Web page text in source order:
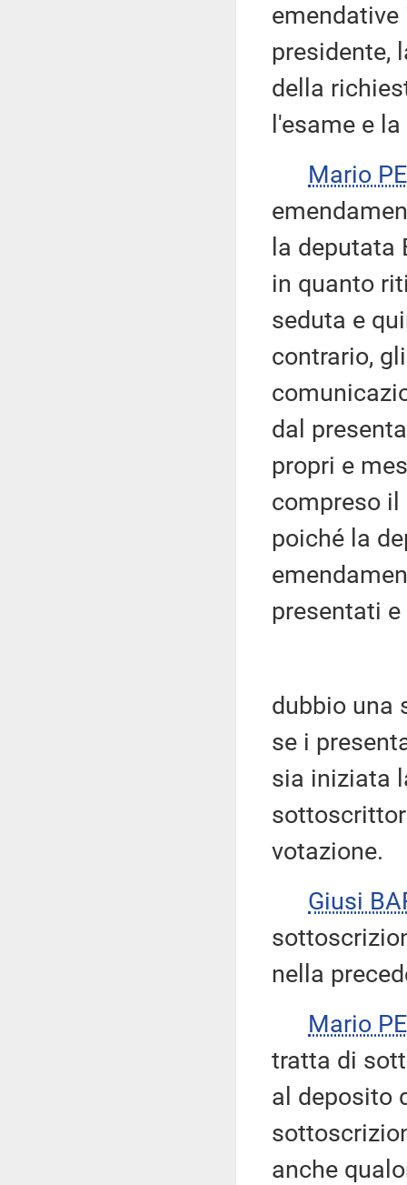
presidente,
della
l'esame e
Mario
la
in quanto
seduta e
contrario,
dal
propri e
compreso
poiché la
presentati
dubbio una
se i
sia iniziata
votazione.
Giusi
nella
Mario
tratta di
al deposito
anche